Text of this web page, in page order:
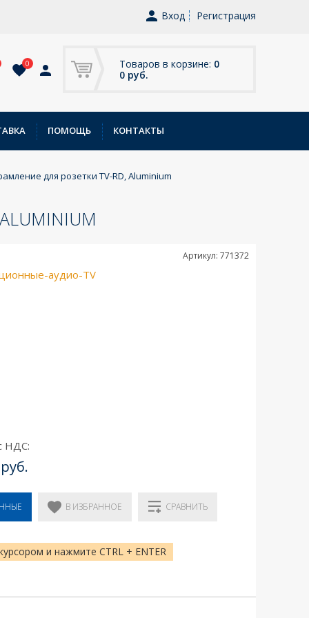
Вход Регистрация
Товаров в корзине: 0
0 руб.
0
ПОМОЩЬ КОНТАКТЫ
для розетки TV-RD, Aluminium
Артикул: 771372
аудио-TV
НДС:
В ИЗБРАННОЕ СРАВНИТЬ
и нажмите CTRL + ENTER